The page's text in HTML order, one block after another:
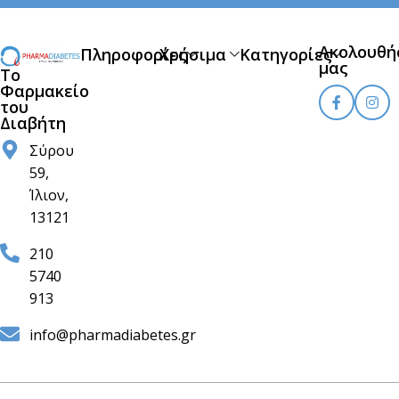
Το
Φαρμακείο
του
Διαβήτη
Σύρου
59,
Ίλιον,
13121
210
5740
913
info@pharmadiabetes.gr
ΠληροφορίεςΧρήσιμα Κατηγορίες
μας